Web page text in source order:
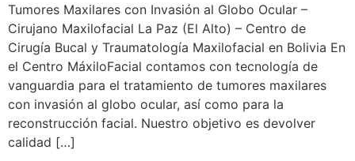
Tumores Maxilares con Invasión al Globo Ocular –
Cirujano Maxilofacial La Paz (El Alto) – Centro de
Cirugía Bucal y Traumatología Maxilofacial en Bolivia En
el Centro MáxiloFacial contamos con tecnología de
vanguardia para el tratamiento de tumores maxilares
con invasión al globo ocular, así como para la
reconstrucción facial. Nuestro objetivo es devolver
calidad […]